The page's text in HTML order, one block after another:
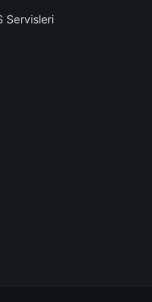
Servisleri